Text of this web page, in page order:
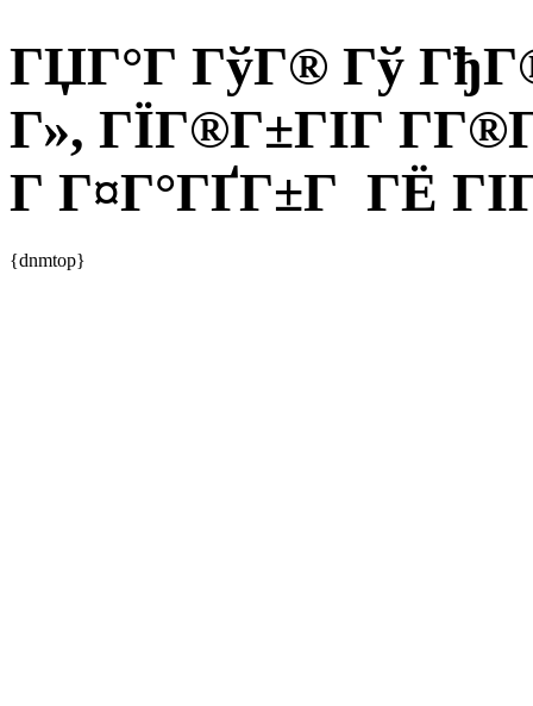
ГЏГ°Г ГўГ® Гў
Г», ГЇГ®Г±ГІГ
Г Г¤Г°ГҐГ±Г ГЁ
{dnmtop}